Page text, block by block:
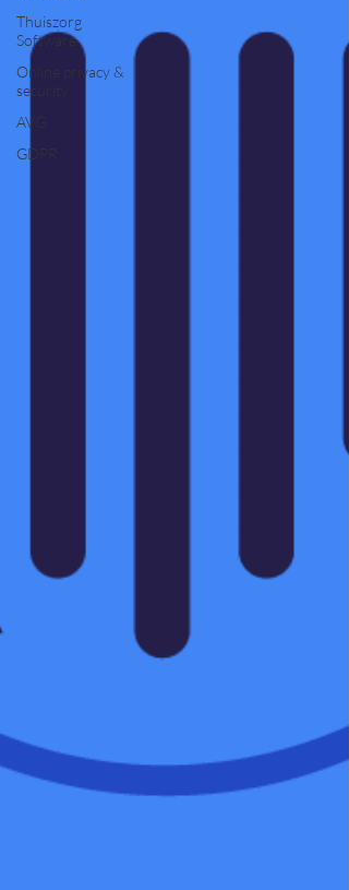
Thuiszorg
Software
Online privacy &
security
AVG
GDPR